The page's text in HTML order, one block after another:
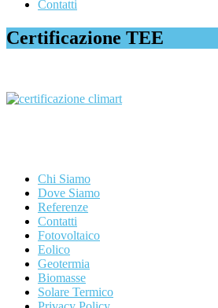
Contatti
Certificazione TEE
Chi Siamo
Dove Siamo
Referenze
Contatti
Fotovoltaico
Eolico
Geotermia
Biomasse
Solare Termico